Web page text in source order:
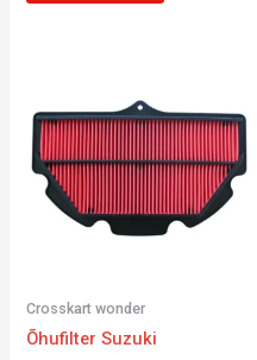
Crosskart wonder
Õhufilter Suzuki